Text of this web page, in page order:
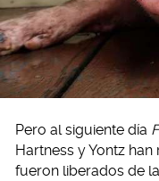
Pero al siguiente día
Hartness y Yontz
fueron liberados de